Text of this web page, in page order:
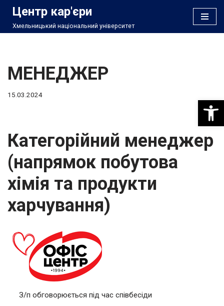
Перейти
Центр кар'єри
Хмельницький національний університет
МЕНЕДЖЕР
15.03.2024
Категорійний менеджер
(напрямок побутова
хімія та продукти
харчування)
З/п обговорюється під час співбесіди